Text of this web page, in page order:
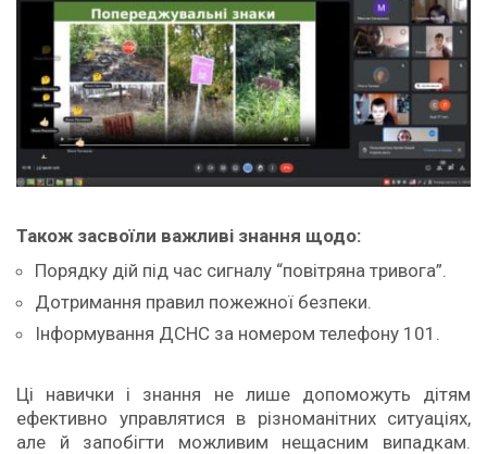
Також засвоїли важливі знання щодо:
Порядку дій під час сигналу “повітряна тривога”.
Дотримання правил пожежної безпеки.
Інформування ДСНС за номером телефону 101.
Ці навички і знання не лише допоможуть дітям
ефективно управлятися в різноманітних ситуаціях,
але й запобігти можливим нещасним випадкам.